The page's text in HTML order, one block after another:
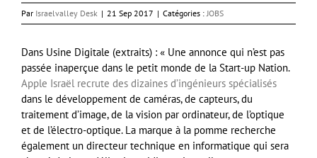
Par Israelvalley Desk | 21 Sep 2017 | Catégories :JOBS
Dans Usine Digitale (extraits) : « Une annonce qui n’est pas
passée inaperçue dans le petit monde de la Start-up Nation.
Apple Israël recrute des dizaines d’ingénieurs spécialisés
dans le développement de caméras, de capteurs, du
traitement d’image, de la vision par ordinateur, de l’optique
et de l’électro-optique. La marque à la pomme recherche
également un directeur technique en informatique qui sera